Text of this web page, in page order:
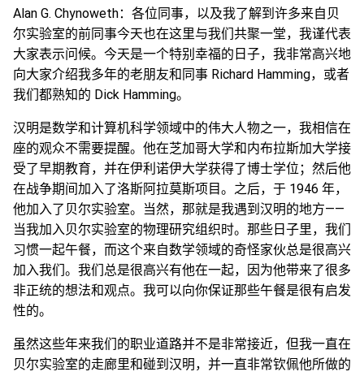
Alan G. Chynoweth：各位同事，以及我了解到许多来自贝
尔实验室的前同事今天也在这里与我们共聚一堂，我谨代表
大家表示问候。今天是一个特别幸福的日子，我非常高兴地
向大家介绍我多年的老朋友和同事 Richard Hamming，或者
我们都熟知的 Dick Hamming。
汉明是数学和计算机科学领域中的伟大人物之一，我相信在
座的观众不需要提醒。他在芝加哥大学和内布拉斯加大学接
受了早期教育，并在伊利诺伊大学获得了博士学位；然后他
在战争期间加入了洛斯阿拉莫斯项目。之后，于 1946 年，
他加入了贝尔实验室。当然，那就是我遇到汉明的地方——
当我加入贝尔实验室的物理研究组织时。那些日子里，我们
习惯一起午餐，而这个来自数学领域的奇怪家伙总是很高兴
加入我们。我们总是很高兴有他在一起，因为他带来了很多
非正统的想法和观点。我可以向你保证那些午餐是很有启发
性的。
虽然这些年来我们的职业道路并不是非常接近，但我一直在
贝尔实验室的走廊里和碰到汉明，并一直非常钦佩他所做的